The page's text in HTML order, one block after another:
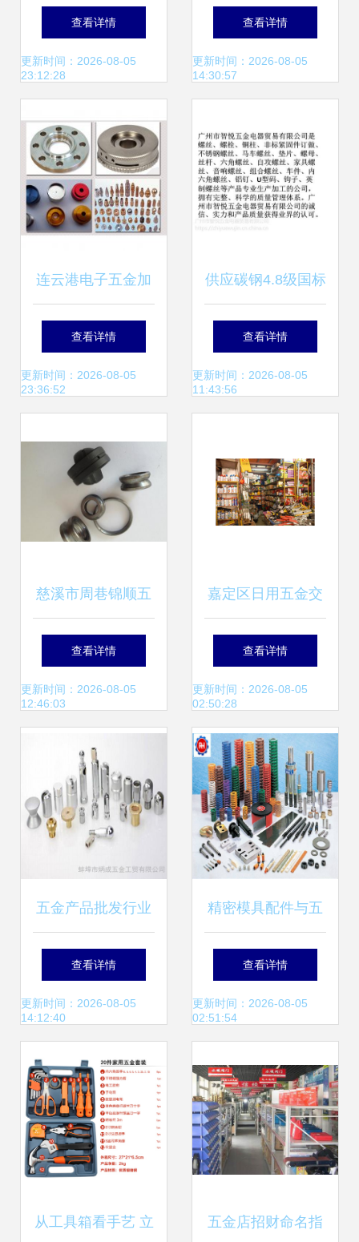
新最全五金小工具
产品参考信息
查看详情
更新时间：2026-08-05
23:12:28
领军者 高要市金利
镇顺合五金制品厂
查看详情
更新时间：2026-08-05
14:30:57
连云港电子五金加
工 万江铭泰批发市
场价格与产品详情
查看详情
更新时间：2026-08-05
23:36:52
供应碳钢4.8级国标
十字六角带介压花
螺栓M4/M5/M6/M8
查看详情
更新时间：2026-08-05
11:43:56
慈溪市周巷锦顺五
金配件厂 以匠心打
造轴承轴套与通用
五金配件优质之源
查看详情
更新时间：2026-08-05
12:46:03
嘉定区日用五金交
电价格网 五金产品
批发市场现状分析
查看详情
更新时间：2026-08-05
02:50:28
五金产品批发行业
深度解析 趋势、机
遇与经营策略
查看详情
更新时间：2026-08-05
14:12:40
精密模具配件与五
金产品批发 苏州锐
弘五金的专业优势
查看详情
更新时间：2026-08-05
02:51:54
从工具箱看手艺 立 五金店招财命名指